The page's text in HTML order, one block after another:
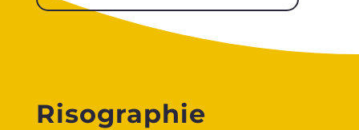
Risographie